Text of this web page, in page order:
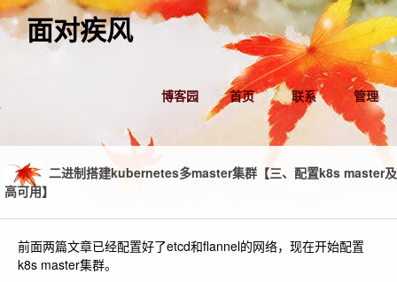
面对疾风
博客园 首页 联系 管理
二进制搭建kubernetes多master集群【三、配置k8s master及
高可用】
前面两篇文章已经配置好了etcd和flannel的网络，现在开始配置
k8s master集群。